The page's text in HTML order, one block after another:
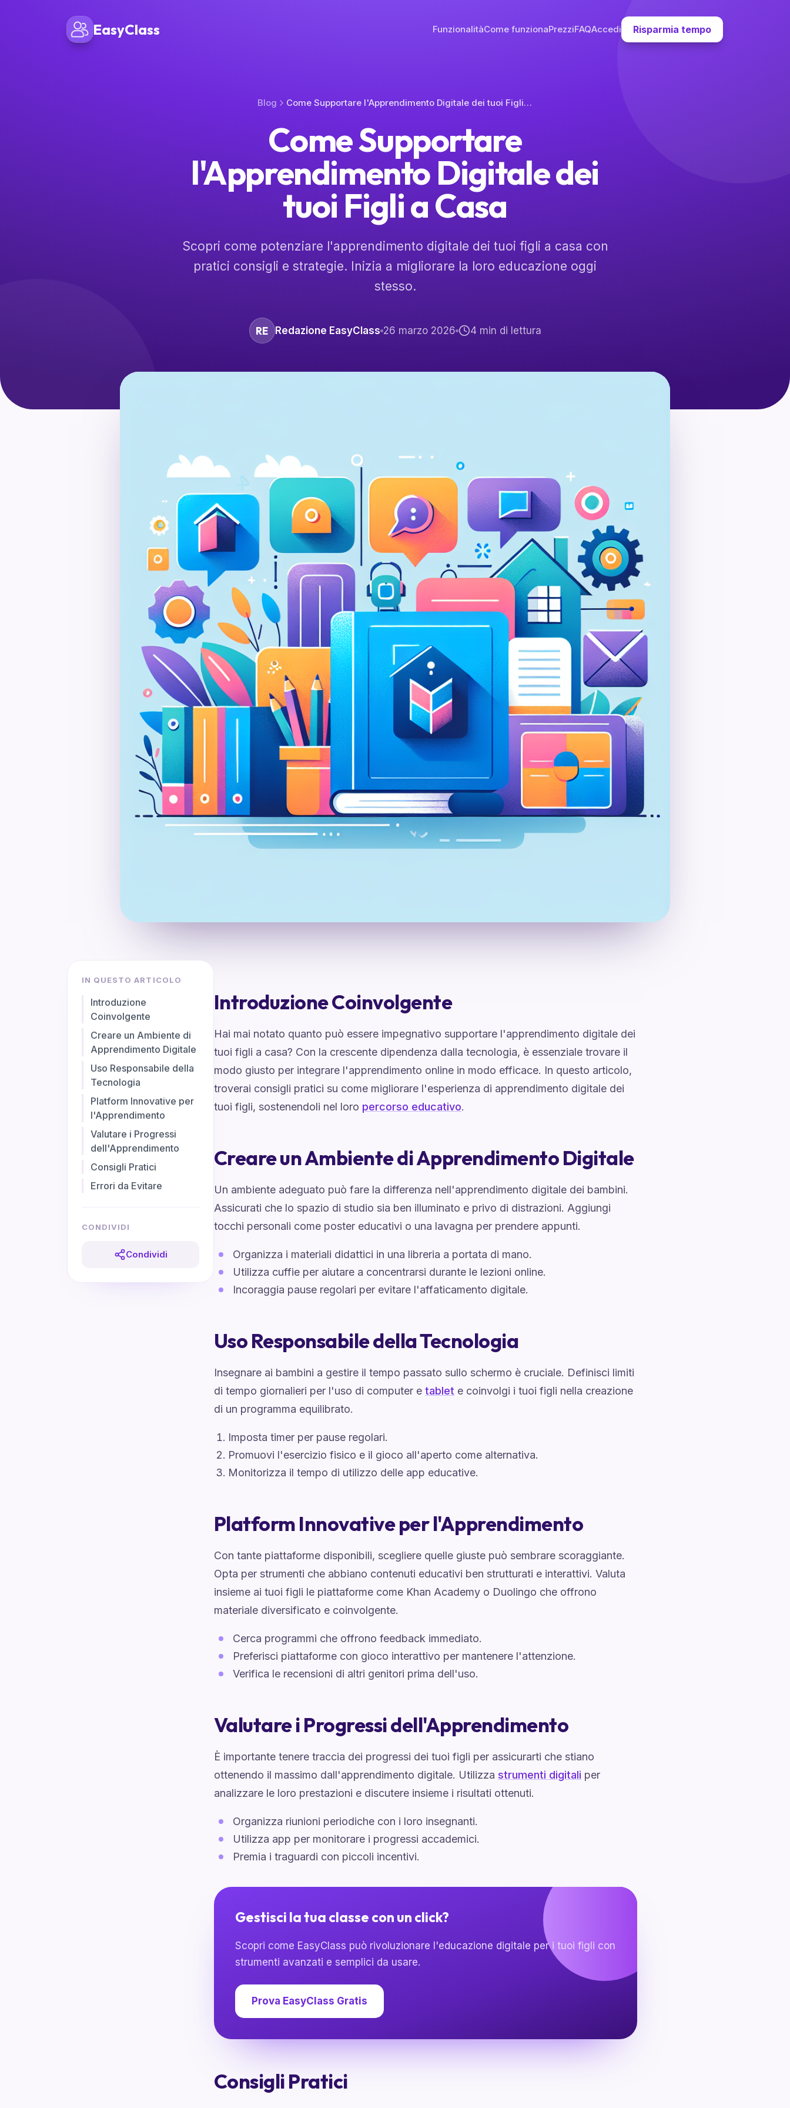
EasyClass FunzionalitàCome funzionaPrezziFAQAccedi Risparmia tempo
Blog Come Supportare l'Apprendimento Digitale dei tuoi Figli a Casa
Come Supportare
l'Apprendimento Digitale dei
tuoi Figli a Casa
Scopri come potenziare l'apprendimento digitale dei tuoi figli a casa con
pratici consigli e strategie. Inizia a migliorare la loro educazione oggi
stesso.
RE Redazione EasyClass 26 marzo 2026 4min di lettura
IN QUESTO ARTICOLO
Introduzione
Coinvolgente
Creare un Ambiente di
Apprendimento Digitale
Uso Responsabile della
Tecnologia
Platform Innovative per
l'Apprendimento
Valutare i Progressi
dell'Apprendimento
Consigli Pratici
Errori da Evitare
CONDIVIDI
Condividi
Introduzione Coinvolgente
Hai mai notato quanto può essere impegnativo supportare l'apprendimento digitale dei
tuoi figli a casa? Con la crescente dipendenza dalla tecnologia, è essenziale trovare il
modo giusto per integrare l'apprendimento online in modo efficace. In questo articolo,
troverai consigli pratici su come migliorare l'esperienza di apprendimento digitale dei
tuoi figli, sostenendoli nel loro percorso educativo.
Creare un Ambiente di Apprendimento Digitale
Un ambiente adeguato può fare la differenza nell'apprendimento digitale dei bambini.
Assicurati che lo spazio di studio sia ben illuminato e privo di distrazioni. Aggiungi
tocchi personali come poster educativi o una lavagna per prendere appunti.
Organizza i materiali didattici in una libreria a portata di mano.
Utilizza cuffie per aiutare a concentrarsi durante le lezioni online.
Incoraggia pause regolari per evitare l'affaticamento digitale.
Uso Responsabile della Tecnologia
Insegnare ai bambini a gestire il tempo passato sullo schermo è cruciale. Definisci limiti
di tempo giornalieri per l'uso di computer e tablet e coinvolgi i tuoi figli nella creazione
di un programma equilibrato.
Imposta timer per pause regolari.
Promuovi l'esercizio fisico e il gioco all'aperto come alternativa.
Monitorizza il tempo di utilizzo delle app educative.
Platform Innovative per l'Apprendimento
Con tante piattaforme disponibili, scegliere quelle giuste può sembrare scoraggiante.
Opta per strumenti che abbiano contenuti educativi ben strutturati e interattivi. Valuta
insieme ai tuoi figli le piattaforme come Khan Academy o Duolingo che offrono
materiale diversificato e coinvolgente.
Cerca programmi che offrono feedback immediato.
Preferisci piattaforme con gioco interattivo per mantenere l'attenzione.
Verifica le recensioni di altri genitori prima dell'uso.
Valutare i Progressi dell'Apprendimento
È importante tenere traccia dei progressi dei tuoi figli per assicurarti che stiano
ottenendo il massimo dall'apprendimento digitale. Utilizza strumenti digitali per
analizzare le loro prestazioni e discutere insieme i risultati ottenuti.
Organizza riunioni periodiche con i loro insegnanti.
Utilizza app per monitorare i progressi accademici.
Premia i traguardi con piccoli incentivi.
Gestisci la tua classe con un click?
Scopri come EasyClass può rivoluzionare l'educazione digitale per i tuoi figli con
strumenti avanzati e semplici da usare.
Prova EasyClass Gratis
Consigli Pratici